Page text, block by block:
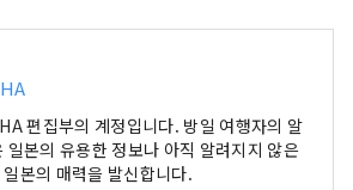
편집부의 계정입니다. 방일 여행자의 알
일본의 유용한 정보나 아직 알려지지 않은
본의 매력을 발신합니다.